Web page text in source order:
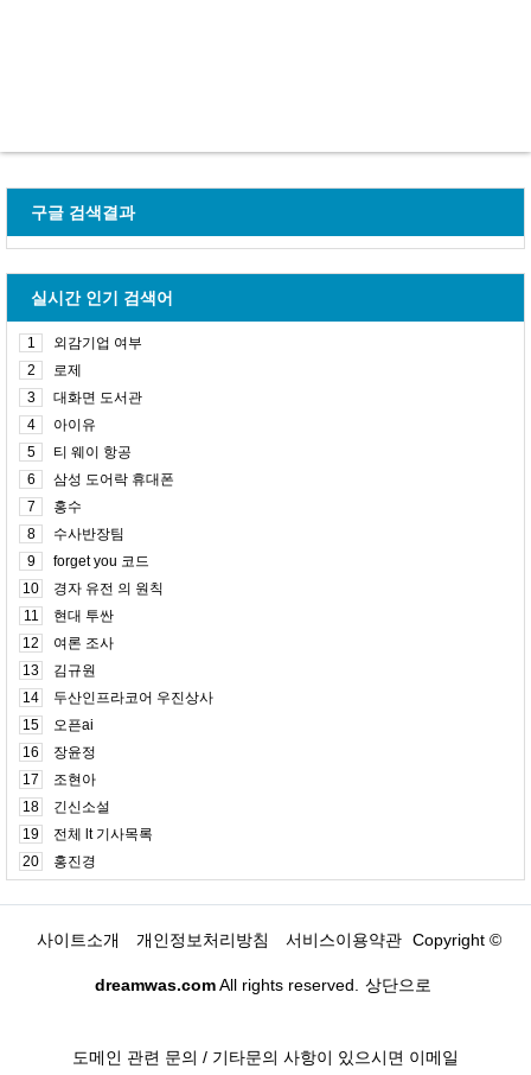
구글 검색결과
실시간 인기 검색어
1
외감기업 여부
2
로제
3
대화면 도서관
4
아이유
5
티 웨이 항공
6
삼성 도어락 휴대폰
7
홍수
8
수사반장팀
9
forget you 코드
10
경자 유전 의 원칙
11
현대 투싼
12
여론 조사
13
김규원
14
두산인프라코어 우진상사
15
오픈ai
16
장윤정
17
조현아
18
긴신소설
19
전체 lt 기사목록
20
홍진경
사이트소개 개인정보처리방침 서비스이용약관 Copyright ©
dreamwas.comAll rights reserved. 상단으로
도메인 관련 문의 / 기타문의 사항이 있으시면 이메일